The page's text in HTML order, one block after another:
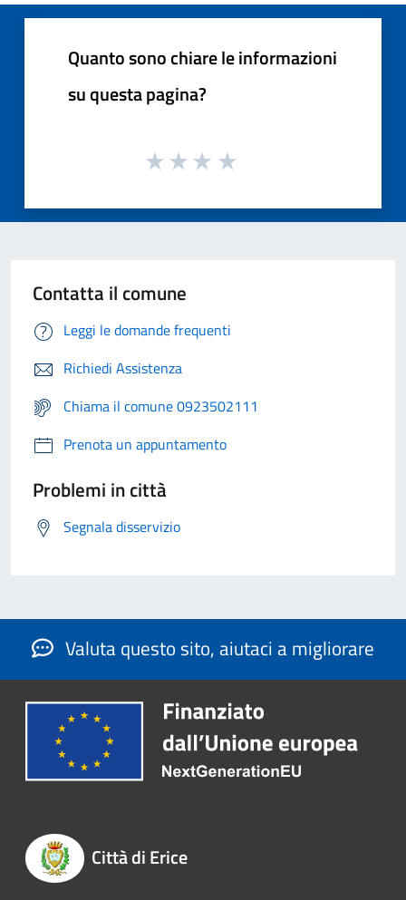
Quanto sono chiare le informazioni
su questa pagina?
Contatta il comune
Leggi le domande frequenti
Richiedi Assistenza
Chiama il comune 0923502111
Prenota un appuntamento
Problemi in città
Segnala disservizio
Valuta questo sito, aiutaci a migliorare
Città di Erice